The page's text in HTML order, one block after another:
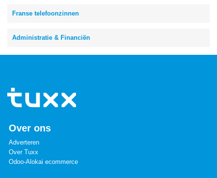
Franse telefoonzinnen
Administratie & Financiën
Over ons
Adverteren
Over Tuxx
Odoo-Alokai ecommerce